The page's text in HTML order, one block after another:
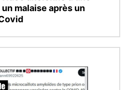
malaise après un